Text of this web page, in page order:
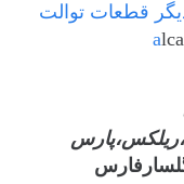
قطعات توالت
lca